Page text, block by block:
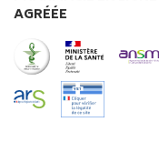
AGRÉÉE